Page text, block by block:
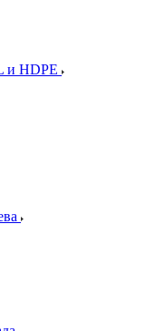
и HDPE